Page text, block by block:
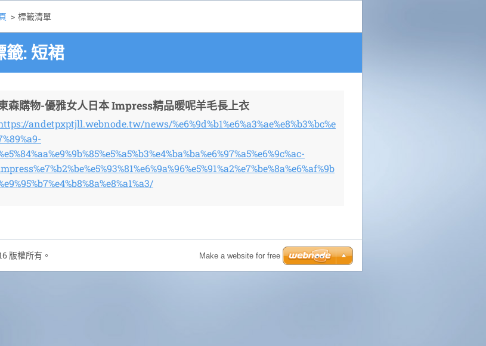
> 標籤清單
籤: 短裙
森購物-優雅女人日本 Impress精品暖呢羊毛長上衣
andetpxptjll.webnode.tw/news/%e6%9d%b1%e6%a3%ae%e8%b3%bc%e
版權所有。 Make a website for free